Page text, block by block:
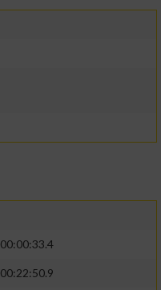
00:00:33.4
00:22:50.9